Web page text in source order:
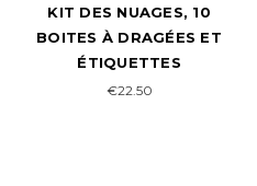
KIT DES NUAGES, 10
BOITES À DRAGÉES ET
ÉTIQUETTES
€22.50